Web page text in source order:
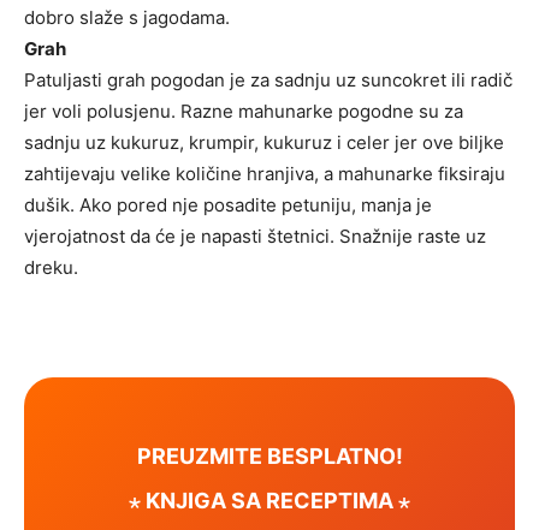
dobro slaže s jagodama.
Grah
Patuljasti grah pogodan je za sadnju uz suncokret ili radič
jer voli polusjenu. Razne mahunarke pogodne su za
sadnju uz kukuruz, krumpir, kukuruz i celer jer ove biljke
zahtijevaju velike količine hranjiva, a mahunarke fiksiraju
dušik. Ako pored nje posadite petuniju, manja je
vjerojatnost da će je napasti štetnici. Snažnije raste uz
dreku.
PREUZMITE BESPLATNO!
⋆ KNJIGA SA RECEPTIMA ⋆